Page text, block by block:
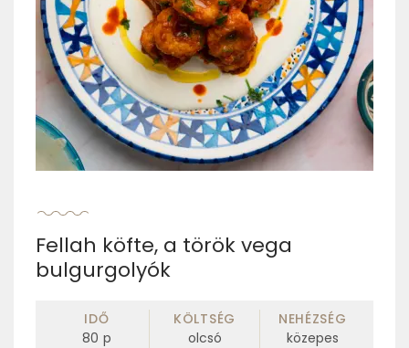
Fellah köfte, a török vega
bulgurgolyók
IDŐ
80 p
KÖLTSÉG
olcsó
NEHÉZSÉG
közepes